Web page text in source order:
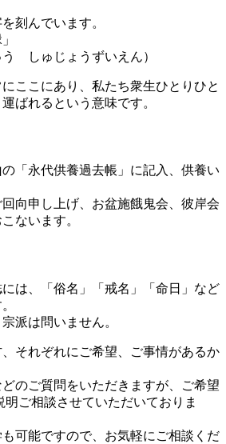
刻んでいます。
う しゅじょうずいえん）
ここにあり、私たち衆生ひとりひと
ばれるという意味です。
「永代供養過去帳」に記入、供養い
向申し上げ、お盆施餓鬼会、彼岸会
ないます。
は、「俗名」「戒名」「命日」など
派は問いません。
それぞれにご希望、ご事情があるか
のご質問をいただきますが、ご希望
ご相談させていただいておりま
可能ですので、お気軽にご相談くだ